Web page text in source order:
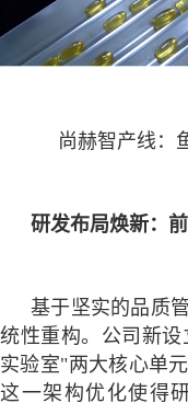
尚赫智产线：
研发布局焕新：
基于坚实的品质
统性重构。公司新设
实验室"两大核心单
这一架构优化使得